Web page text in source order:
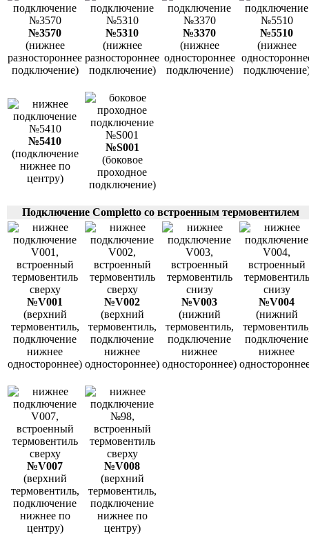
№3570
(нижнее
разностороннее
подключение)
№5310
(нижнее
разностороннее
подключение)
№3370
(нижнее
одностороннее
подключение)
№5510
(нижнее
№5410
(подключение
нижнее по
центру)
№S001
(боковое
проходное
подключение)
Подключение Completto со встроенным термовентилем
№V001
(верхний
термовентиль,
подключение
нижнее
одностороннее)
№V002
(верхний
термовентиль,
подключение
нижнее
одностороннее)
№V003
(нижний
термовентиль,
подключение
нижнее
одностороннее)
№V004
(нижний
подключение
нижнее
№V007
(верхний
термовентиль,
подключение
нижнее по
центру)
№V008
(верхний
термовентиль,
подключение
нижнее по
центру)